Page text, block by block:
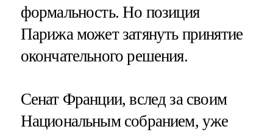
формальность. Но позиция
Парижа может затянуть принятие
окончательного решения.
Сенат Франции, вслед за своим
Национальным собранием, уже